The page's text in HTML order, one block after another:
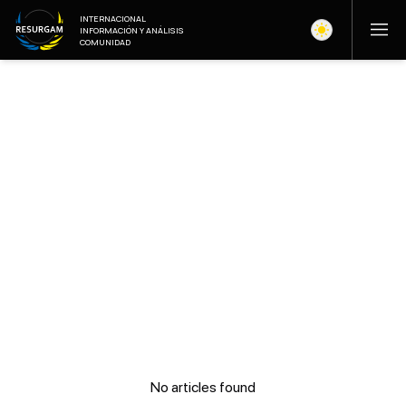
INTERNACIONAL
INFORMACIÓN Y ANÁLISIS
COMUNIDAD
No articles found